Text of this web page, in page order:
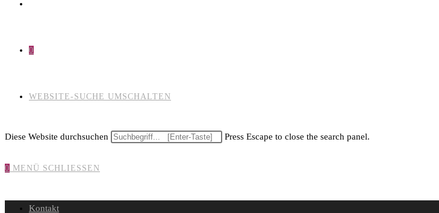
0
WEBSITE-SUCHE UMSCHALTEN
Diese Website durchsuchen Press Escape to close the search panel.
0 MENÜ SCHLIESSEN
Kontakt